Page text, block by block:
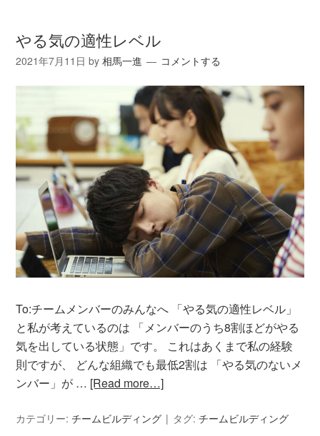
やる気の適性レベル
2021年7月11日 by相馬一進 コメントする
To:チームメンバーのみんなへ 「やる気の適性レベル」
と私が考えているのは 「メンバーのうち8割ほどがやる
気を出している状態」です。 これはあくまで私の経験
則ですが、 どんな組織でも最低2割は 「やる気のないメ
ンバー」が … [Read more…]
カテゴリー:チームビルディング タグ:チームビルディング